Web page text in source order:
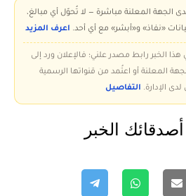
الجهة المعلنة مباشرة — لا تُحوّل أي مبالغ،
«نفاذ» و«أبشر» مع أي أحد. اعرف المزيد
هذا الخبر رابط مصدر علني؛ فالإعلان ورد إلى
المعلنة أو اعتُمد من قنواتها الرسمية
الإدارة. التفاصيل
الخبر